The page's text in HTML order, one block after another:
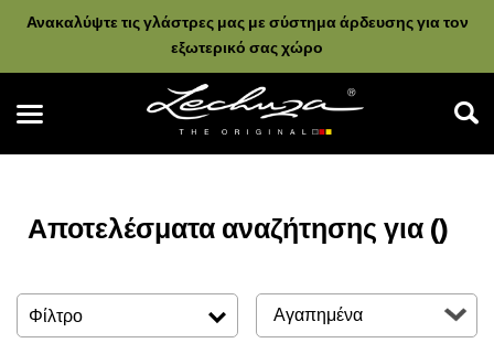
Ανακαλύψτε τις γλάστρες μας με σύστημα άρδευσης για τον
εξωτερικό σας χώρο
Αποτελέσματα αναζήτησης για ()
Φίλτρο